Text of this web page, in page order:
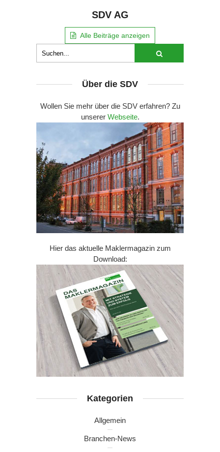
SDV AG
Alle Beiträge anzeigen
Über die SDV
Wollen Sie mehr über die SDV erfahren? Zu
unserer Webseite.
Hier das aktuelle Maklermagazin zum
Download:
Kategorien
Allgemein
Branchen-News